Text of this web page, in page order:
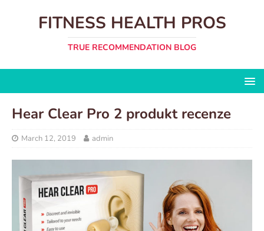
FITNESS HEALTH PROS
TRUE RECOMMENDATION BLOG
Hear Clear Pro 2 produkt recenze
March 12, 2019 admin